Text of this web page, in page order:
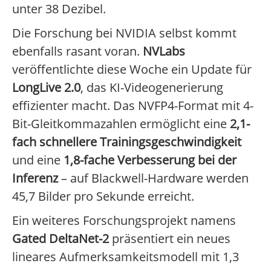
unter 38 Dezibel.
Die Forschung bei NVIDIA selbst kommt
ebenfalls rasant voran. NVLabs
veröffentlichte diese Woche ein Update für
LongLive 2.0, das KI-Videogenerierung
effizienter macht. Das NVFP4-Format mit 4-
Bit-Gleitkommazahlen ermöglicht eine 2,1-
fach schnellere Trainingsgeschwindigkeit
und eine 1,8-fache Verbesserung bei der
Inferenz– auf Blackwell-Hardware werden
45,7 Bilder pro Sekunde erreicht.
Ein weiteres Forschungsprojekt namens
Gated DeltaNet-2präsentiert ein neues
lineares Aufmerksamkeitsmodell mit 1,3